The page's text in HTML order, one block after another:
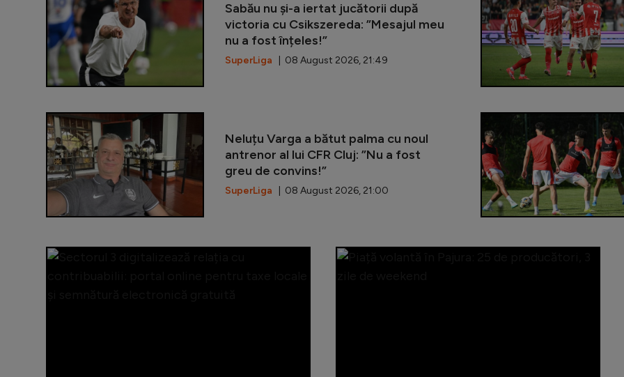
Sabău nu și-a iertat jucătorii după
victoria cu Csikszereda: ”Mesajul meu
nu a fost înțeles!”
SuperLiga | 08 August 2026, 21:49
Neluțu Varga a bătut palma cu noul
antrenor al lui CFR Cluj: ”Nu a fost
greu de convins!”
SuperLiga | 08 August 2026, 21:00